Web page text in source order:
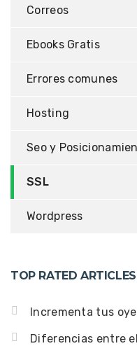
Correos
Ebooks Gratis
Errores comunes
Hosting
Seo y
SSL
Wordpress
TOP RATED ARTICLES
Incrementa tus
Diferencias entre